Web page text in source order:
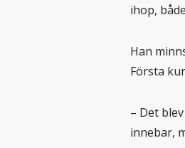
ihop,
Han
Första
– Det
innebar,